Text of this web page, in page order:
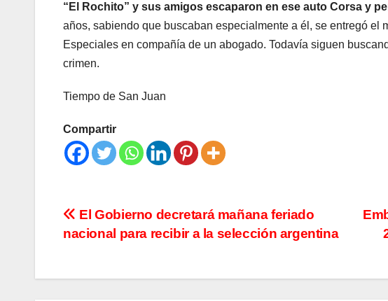
“El Rochito” y sus amigos escaparon en ese auto Corsa y
años, sabiendo que buscaban especialmente a él, se entregó el
Especiales en compañía de un abogado. Todavía siguen
crimen.
Tiempo de San Juan
Compartir
Navegación
entradas
El Gobierno decretará mañana feriado
nacional para recibir a la selección argentina